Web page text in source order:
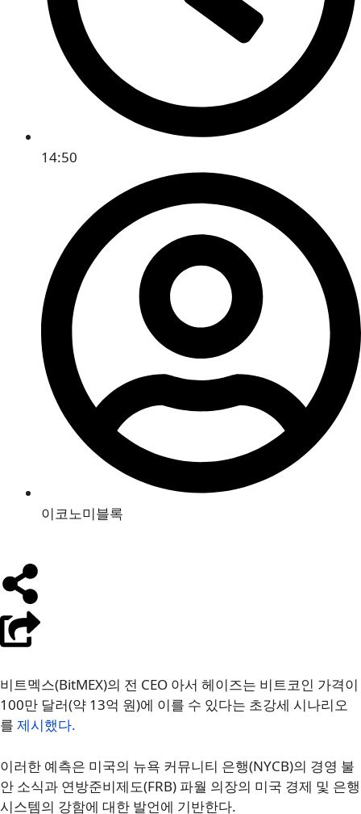
14:50
이코노미블록
비트멕스(BitMEX)의 전 CEO 아서 헤이즈는 비트코인 가격이
100만 달러(약 13억 원)에 이를 수 있다는 초강세 시나리오
를 제시했다.
이러한 예측은 미국의 뉴욕 커뮤니티 은행(NYCB)의 경영 불
안 소식과 연방준비제도(FRB) 파월 의장의 미국 경제 및 은행
시스템의 강함에 대한 발언에 기반한다.